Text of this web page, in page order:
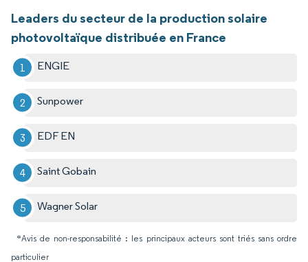
Leaders du secteur de la production solaire
photovoltaïque distribuée en France
ENGIE
Sunpower
EDF EN
Saint Gobain
Wagner Solar
*Avis de non-responsabilité : les principaux acteurs sont triés sans ordre
particulier